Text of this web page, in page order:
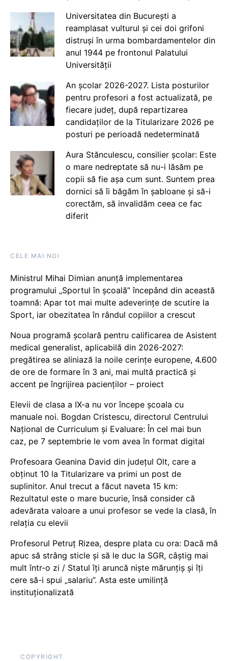
Universitatea din București a
reamplasat vulturul și cei doi grifoni
distruși în urma bombardamentelor din
anul 1944 pe frontonul Palatului
Universității
An școlar 2026-2027. Lista posturilor
pentru profesori a fost actualizată, pe
fiecare județ, după repartizarea
candidaților de la Titularizare 2026 pe
posturi pe perioadă nedeterminată
Aura Stănculescu, consilier școlar: Este
o mare nedreptate să nu-i lăsăm pe
copii să fie așa cum sunt. Suntem prea
dornici să îi băgăm în șabloane și să-i
corectăm, să invalidăm ceea ce fac
diferit
CELE MAI NOI
Ministrul Mihai Dimian anunță implementarea
programului „Sportul în școală” începând din această
toamnă: Apar tot mai multe adeverințe de scutire la
Sport, iar obezitatea în rândul copiilor a crescut
Noua programă școlară pentru calificarea de Asistent
medical generalist, aplicabilă din 2026-2027:
pregătirea se aliniază la noile cerințe europene, 4.600
de ore de formare în 3 ani, mai multă practică și
accent pe îngrijirea pacienților – proiect
Elevii de clasa a IX-a nu vor începe școala cu
manuale noi. Bogdan Cristescu, directorul Centrului
Național de Curriculum și Evaluare: În cel mai bun
caz, pe 7 septembrie le vom avea în format digital
Profesoara Geanina David din județul Olt, care a
obținut 10 la Titularizare va primi un post de
suplinitor. Anul trecut a făcut naveta 15 km:
Rezultatul este o mare bucurie, însă consider că
adevărata valoare a unui profesor se vede la clasă, în
relația cu elevii
Profesorul Petruț Rizea, despre plata cu ora: Dacă mă
apuc să strâng sticle și să le duc la SGR, câștig mai
mult într-o zi / Statul îți aruncă niște mărunțiș și îți
cere să-i spui „salariu”. Asta este umilință
instituționalizată
COPYRIGHT